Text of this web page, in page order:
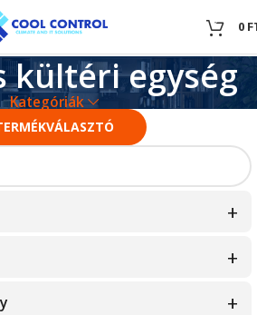
0 0
kültéri egység
Kategóriák